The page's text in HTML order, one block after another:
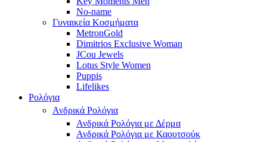
No-name
Γυναικεία Κοσμήματα
MetronGold
Dimitrios Exclusive Woman
JCou Jewels
Lotus Style Women
Puppis
Lifelikes
Ρολόγια
Ανδρικά Ρολόγια
Ανδρικά Ρολόγια με Δέρμα
Ανδρικά Ρολόγια με Καουτσούκ